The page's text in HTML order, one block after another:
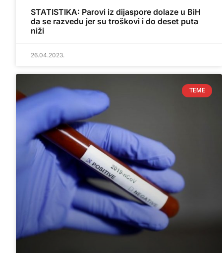
STATISTIKA: Parovi iz dijaspore dolaze u BiH
da se razvedu jer su troškovi i do deset puta
niži
26.04.2023.
TEME